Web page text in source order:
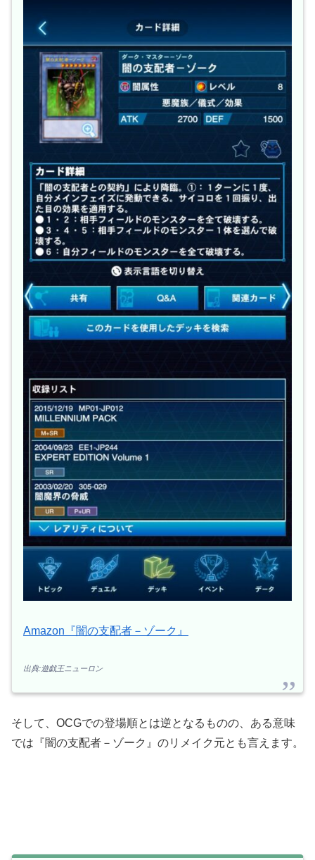
Amazon『闇の支配者－ゾーク』
出典:遊戯王ニューロン
そして、ОCGでの登場順とは逆となるものの、ある意味
では『闇の支配者－ゾーク』のリメイク元とも言えます。